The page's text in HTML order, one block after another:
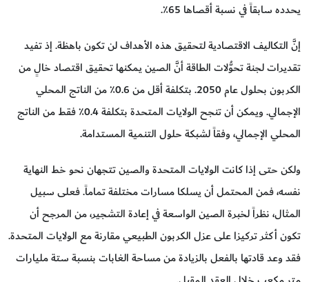
يحدده سابقاً في نسبة أقصاها 65٪.
إنَّ التكاليف الاقتصادية لتحقيق هذه الأهداف لن تكون باهظة. إذ تفيد
تقديرات لجنة تحوُّلات الطاقة أنَّ الصين يمكنها تحقيق اقتصاد خالٍ من
الكربون بحلول عام 2050. بتكلفة أقل من 0.6٪ من الناتج المحلي
الإجمالي. ويمكن أن تنجح الولايات المتحدة بتكلفة 0.4٪ فقط من الناتج
المحلي الإجمالي، وفقاً لشبكة حلول التنمية المستدامة.
ولكن حتى إذا كانت الولايات المتحدة والصين تتجهان نحو خط النهاية
نفسه، فمن المحتمل أن يسلكا مسارات مختلفة تماماً. فعلى سبيل
المثال، نظراً لخبرة الصين الواسعة في إعادة التشجير، من المرجح أن
تكون أكثر تركيزا على عزل الكربون الطبيعي مقارنة مع الولايات المتحدة.
فقد وعد قادتها بالفعل بالزيادة من مساحة الغابات بنسبة ستة مليارات